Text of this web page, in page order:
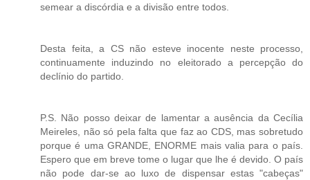
semear a discórdia e a divisão entre todos.
Desta feita, a CS não esteve inocente neste processo,
continuamente induzindo no eleitorado a percepção do
declínio do partido.
P.S. Não posso deixar de lamentar a ausência da Cecília
Meireles, não só pela falta que faz ao CDS, mas sobretudo
porque é uma GRANDE, ENORME mais valia para o país.
Espero que em breve tome o lugar que lhe é devido. O país
não pode dar-se ao luxo de dispensar estas "cabeças"